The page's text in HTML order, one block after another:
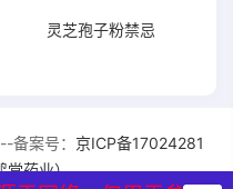
灵芝孢子粉禁忌
备案号： 京ICP备17024281
堂药业）